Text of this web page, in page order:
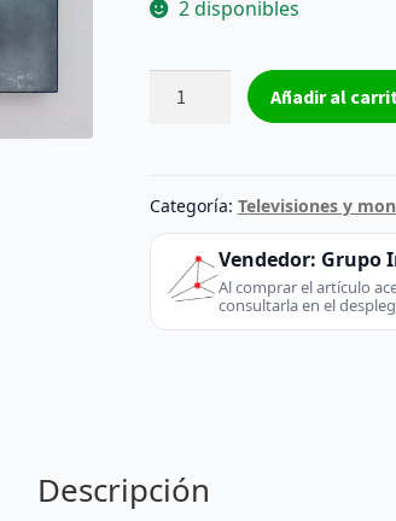
2 disponibles
cantidad
Añadir al
Categoría: Televisiones y
Vendedor: Grupo
Al comprar el artículo
consultarla en el
Descripción